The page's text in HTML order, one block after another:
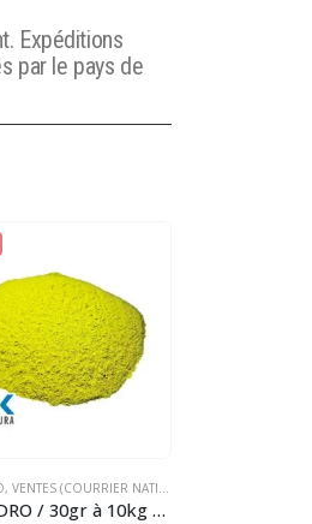
Expéditions
par le pays de
, VENTES (COURRIER NATIONAL)
SAN PEDRO / 30gr à 10kg / - (Trichocereus / Echinopsis pachanoi) Huachuma - Captus Poudre